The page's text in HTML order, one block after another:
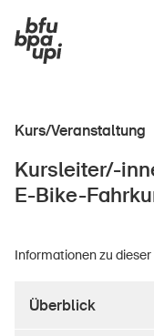
Sport & Bewegung
Kurs/Veranstaltung
Kursleiter/-
E-Bike-
Informationen zu
Überblick